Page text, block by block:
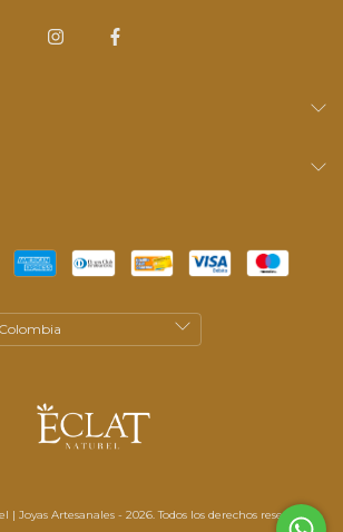
Joyas Artesanales - 2026. Todos los derechos reservados.